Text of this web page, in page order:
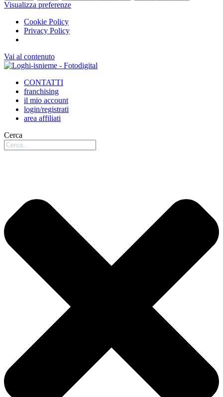
Visualizza preferenze
Cookie Policy
Privacy Policy
Vai al contenuto
CONTATTI
franchising
il mio account
login/registrati
area affiliati
Cerca